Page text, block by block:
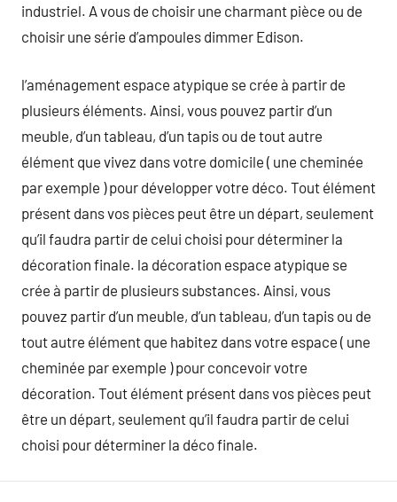
industriel. A vous de choisir une charmant pièce ou de
choisir une série d’ampoules dimmer Edison.
l’aménagement espace atypique se crée à partir de
plusieurs éléments. Ainsi, vous pouvez partir d’un
meuble, d’un tableau, d’un tapis ou de tout autre
élément que vivez dans votre domicile ( une cheminée
par exemple ) pour développer votre déco. Tout élément
présent dans vos pièces peut être un départ, seulement
qu’il faudra partir de celui choisi pour déterminer la
décoration finale. la décoration espace atypique se
crée à partir de plusieurs substances. Ainsi, vous
pouvez partir d’un meuble, d’un tableau, d’un tapis ou de
tout autre élément que habitez dans votre espace ( une
cheminée par exemple ) pour concevoir votre
décoration. Tout élément présent dans vos pièces peut
être un départ, seulement qu’il faudra partir de celui
choisi pour déterminer la déco finale.